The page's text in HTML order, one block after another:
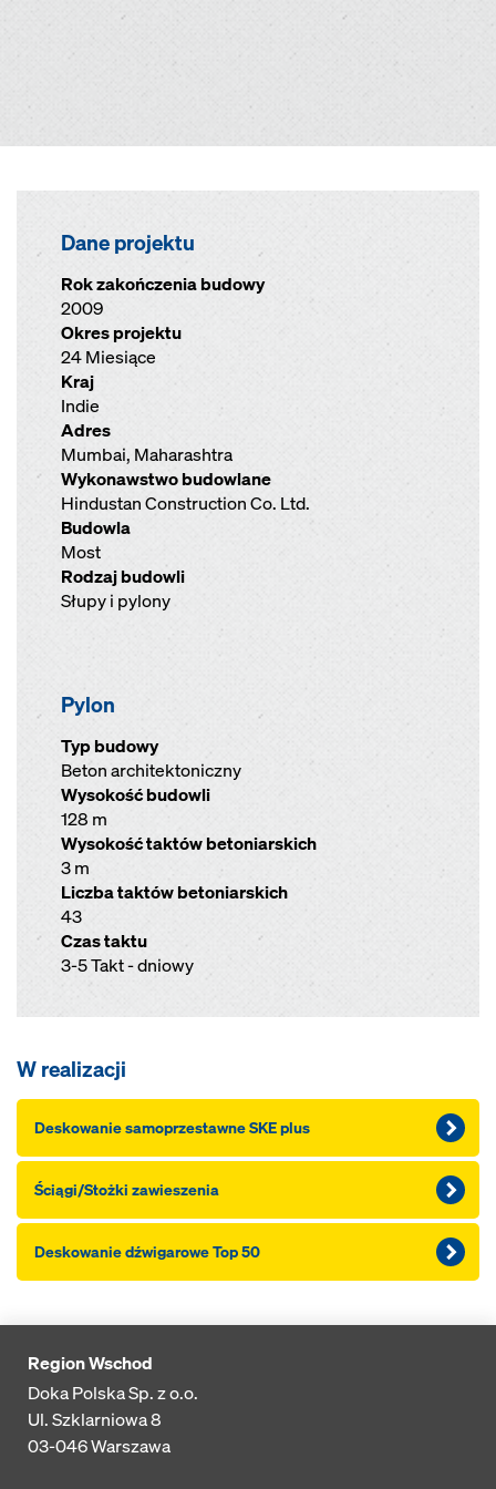
Dane projektu
Rok zakończenia budowy
2009
Okres projektu
24 Miesiące
Kraj
Indie
Adres
Mumbai, Maharashtra
Wykonawstwo budowlane
Hindustan Construction Co. Ltd.
Budowla
Most
Rodzaj budowli
Słupy i pylony
Pylon
Typ budowy
Beton architektoniczny
Wysokość budowli
128 m
Wysokość taktów betoniarskich
3 m
Liczba taktów betoniarskich
43
Czas taktu
3-5 Takt - dniowy
W realizacji
Deskowanie samoprzestawne SKE plus
Ściągi/Stożki zawieszenia
Deskowanie dźwigarowe Top 50
Region Wschod
Doka Polska Sp. z o.o.
Ul. Szklarniowa 8
03-046Warszawa